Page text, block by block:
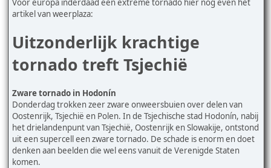
Voor europa inderdaad een extreme tornado hier nog even het
artikel van weerplaza:
Uitzonderlijk krachtige
tornado treft Tsjechië
Zware tornado in Hodonín
Donderdag trokken zeer zware onweersbuien over delen van
Oostenrijk, Tsjechië en Polen. In de Tsjechische stad Hodonín, nabij
het drielandenpunt van Tsjechië, Oostenrijk en Slowakije, ontstond
uit een supercell een zware tornado. De schade is enorm en doet
denken aan beelden die wel eens vanuit de Verenigde Staten
komen.